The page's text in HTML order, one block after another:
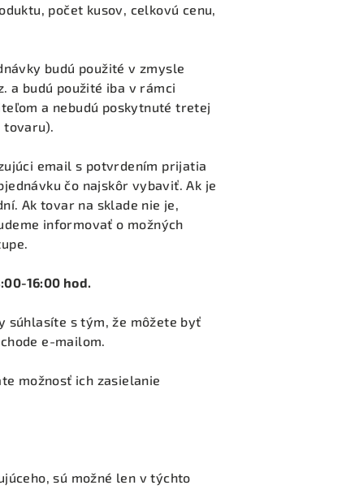
počet kusov, celkovú cenu,
budú použité v zmysle
a budú použité iba v rámci
a nebudú poskytnuté tretej
tovaru).
email s potvrdením prijatia
čo najskôr vybaviť. Ak je
Ak tovar na sklade nie je,
informovať o možných
16:00 hod.
súhlasíte s tým, že môžete byť
e-mailom.
možnosť ich zasielanie
sú možné len v týchto